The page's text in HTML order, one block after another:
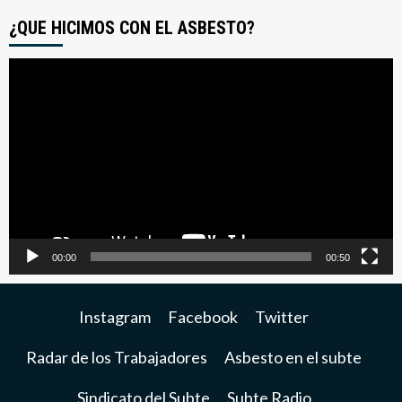
¿QUE HICIMOS CON EL ASBESTO?
00:00 00:50
Instagram Facebook Twitter
Radar de los Trabajadores Asbesto en el subte
Sindicato del Subte Subte Radio